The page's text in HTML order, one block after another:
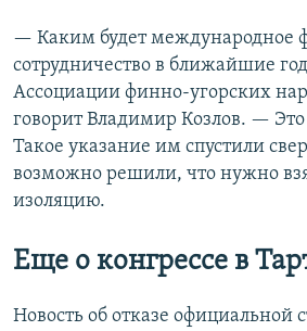
— Каким будет международное
сотрудничество в ближайшие
Ассоциации финно-угорских
говорит Владимир Козлов. — Это
Такое указание им спустили
возможно решили, что нужно
изоляцию.
Еще о конгрессе в
Новость об отказе официальной